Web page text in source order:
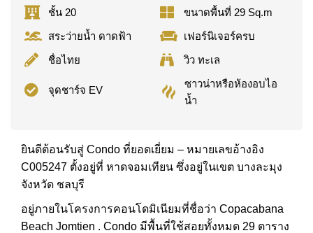
ชั้น 20
ขนาดพื้นที่ 29 Sq.m
สระว่ายน้ำ ดาดฟ้า
เฟอร์นิเจอร์ครบ
ชื่อไทย
วิว ทะเล
จุดชาร์จ EV
ซาวน่าหรือห้องอบไอ
น้ำ
ยินดีต้อนรับสู่ Condo ที่ยอดเยี่ยม – หมายเลขอ้างอิง
C005247 ตั้งอยู่ที่ หาดจอมเทียน ซึ่งอยู่ในเขต บางละมุง
จังหวัด ชลบุรี
อยู่ภายในโครงการคอนโดมิเนียมที่ชื่อว่า Copacabana
Beach Jomtien . Condo มีพื้นที่ใช้สอยทั้งหมด 29 ตาราง